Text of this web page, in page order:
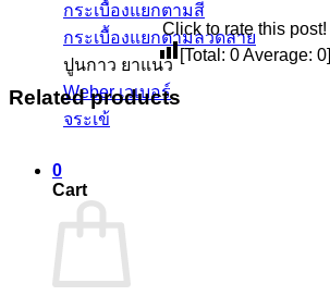
กระเบื้องแยกตามสี
กระเบื้องแยกตามลวดลาย
ปูนกาว ยาแนว
Weber เวเบอร์
จระเข้
0
Cart
Click to rate this post!
[Total: 0Average: 0]
Related products